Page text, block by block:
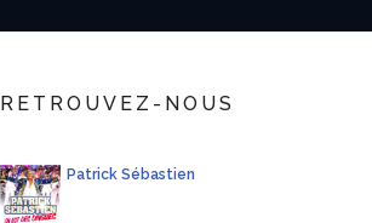
RETROUVEZ-NOUS
Patrick Sébastien